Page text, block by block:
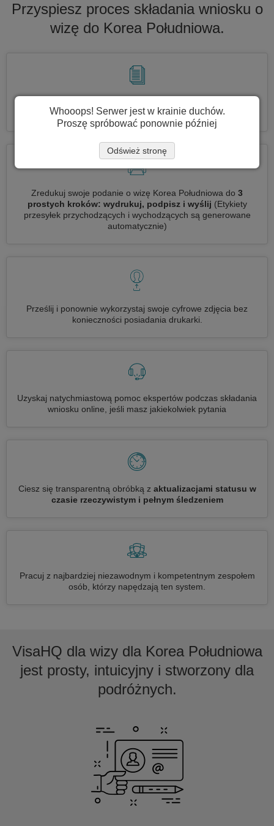
Przyspiesz proces składania wniosku o
wizę do Korea Południowa.
wpisywać powtarzających się informacji
Zredukuj swoje podanie o wizę Korea Południowa do 3
prostych kroków: wydrukuj, podpisz i wyślij (Etykiety
przesyłek przychodzących i wychodzących są generowane
automatycznie)
Prześlij i ponownie wykorzystaj swoje cyfrowe zdjęcia bez
konieczności posiadania drukarki.
Uzyskaj natychmiastową pomoc ekspertów podczas składania
wniosku online, jeśli masz jakiekolwiek pytania
Ciesz się transparentną obróbką z aktualizacjami statusu w
czasie rzeczywistym i pełnym śledzeniem
Pracuj z najbardziej niezawodnym i kompetentnym zespołem
osób, którzy napędzają ten system.
VisaHQ dla wizy dla Korea Południowa
jest prosty, intuicyjny i stworzony dla
podróżnych.
Whooops! Serwer jest w krainie duchów.
Proszę spróbować ponownie później
Odśwież stronę